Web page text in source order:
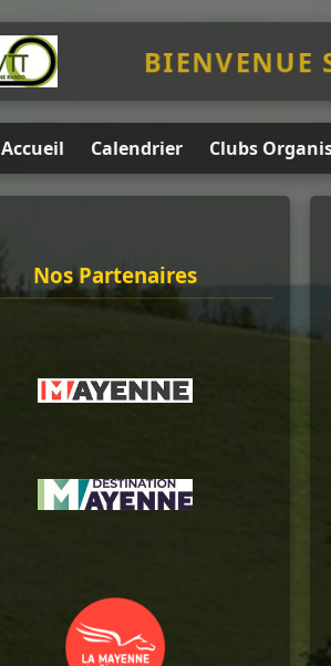
BIENVENUE
Accueil Calendrier Clubs
Nos Partenaires